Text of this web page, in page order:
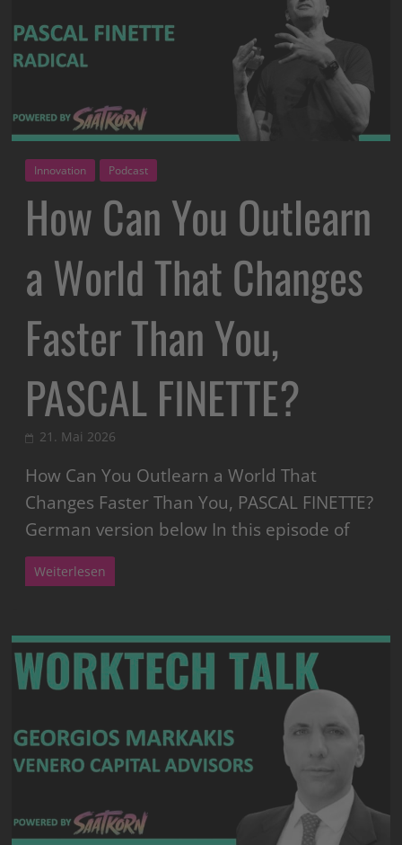
Innovation Podcast
How Can You Outlearn
a World That Changes
Faster Than You,
PASCAL FINETTE?
21. Mai 2026
How Can You Outlearn a World That
Changes Faster Than You, PASCAL FINETTE?
German version below In this episode of
Weiterlesen